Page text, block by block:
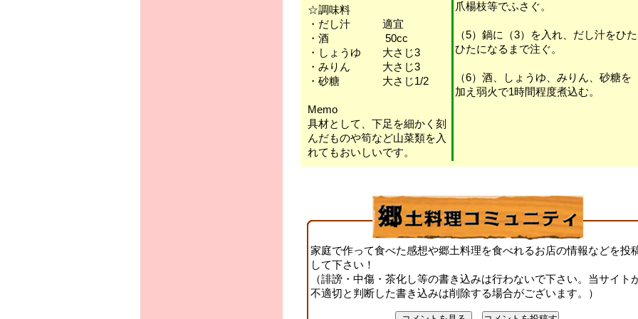
☆調味料
・だし汁 適宜
・酒 50cc
・しょうゆ 大さじ3
・みりん 大さじ3
・砂糖 大さじ1/2
Memo
具材として、下足を細かく刻
んだものや筍など山菜類を入
れてもおいしいです。
爪楊枝等でふさぐ。
（5）鍋に（3）を入れ、だし汁をひた
ひたになるまで注ぐ。
（6）酒、しょうゆ、みりん、砂糖を
加え弱火で1時間程度煮込む。
家庭で作って食べた感想や郷土料理を食べれるお店の情報などを投
して下さい！
（誹謗・中傷・茶化し等の書き込みは行わないで下さい。当サイト
不適切と判断した書き込みは削除する場合がございます。）